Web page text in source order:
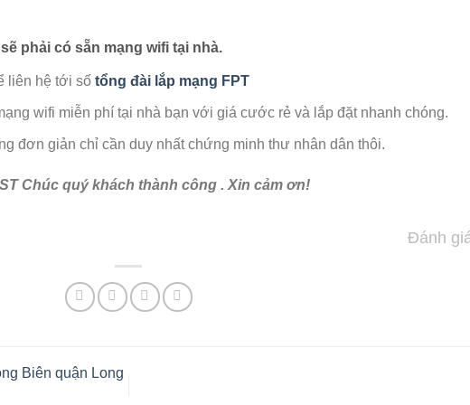
phải có sẵn mạng wifi tại nhà.
liên hệ tới số tổng đài lắp mạng FPT
wifi miễn phí tại nhà bạn với giá cước rẻ và lắp đặt nhanh chóng.
đơn giản chỉ cần duy nhất chứng minh thư nhân dân thôi.
Chúc quý khách thành công . Xin cảm ơn!
Đánh
Biên quận Long